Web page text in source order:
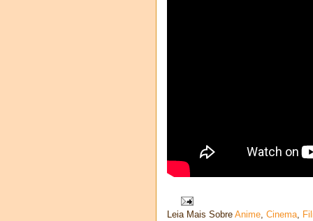
Leia Mais Sobre Anime, Cinema,